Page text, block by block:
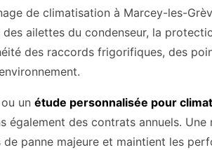
de climatisation à Marcey-les-
ailettes du condenseur, la
des raccords frigorifiques, des
ou unétude personnalisée pour
également des contrats annuels. Une
panne majeure et maintient les